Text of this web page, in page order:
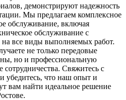
демонстрируют надежность
Мы предлагаем комплексное
обслуживание, включая
обслуживание с
на все виды выполняемых работ.
не только передовые
но и профессиональную
Свяжитесь с
что наш опыт и
вам найти идеальное решение